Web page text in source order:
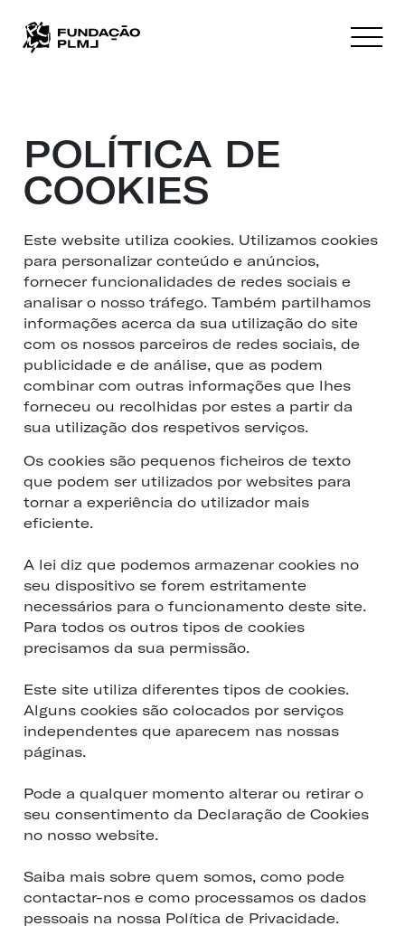
POLÍTICA DE
COOKIES
Este website utiliza cookies. Utilizamos cookies
para personalizar conteúdo e anúncios,
fornecer funcionalidades de redes sociais e
analisar o nosso tráfego. Também partilhamos
informações acerca da sua utilização do site
com os nossos parceiros de redes sociais, de
publicidade e de análise, que as podem
combinar com outras informações que lhes
forneceu ou recolhidas por estes a partir da
sua utilização dos respetivos serviços.
Os cookies são pequenos ficheiros de texto
que podem ser utilizados por websites para
tornar a experiência do utilizador mais
eficiente.
A lei diz que podemos armazenar cookies no
seu dispositivo se forem estritamente
necessários para o funcionamento deste site.
Para todos os outros tipos de cookies
precisamos da sua permissão.
Este site utiliza diferentes tipos de cookies.
Alguns cookies são colocados por serviços
independentes que aparecem nas nossas
páginas.
Pode a qualquer momento alterar ou retirar o
seu consentimento da Declaração de Cookies
no nosso website.
Saiba mais sobre quem somos, como pode
contactar-nos e como processamos os dados
pessoais na nossa Política de Privacidade.